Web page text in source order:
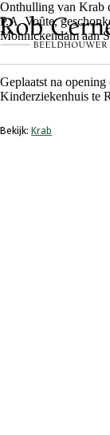
Ga
naar
de
inhoud
Onthulling van Krab
P.A. Voȗte,
Monnickendam aan
Geplaatst na
Kinderziekenhuis te
Bekijk: Krab